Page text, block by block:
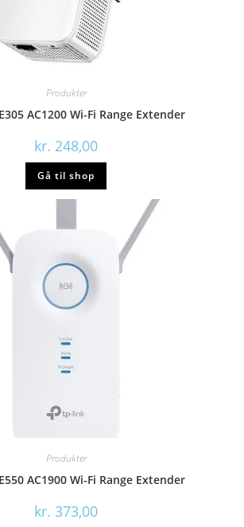
Produkter
AC1200 Wi-Fi Range Extender
kr. 248,00
Gå til shop
Produkter
AC1900 Wi-Fi Range Extender
kr. 373,00